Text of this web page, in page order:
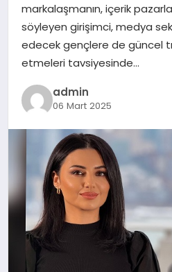
markalaşmanın, içerik
söyleyen girişimci, medya
edecek gençlere de güncel
etmeleri tavsiyesinde…
admin
06 Mart 2025